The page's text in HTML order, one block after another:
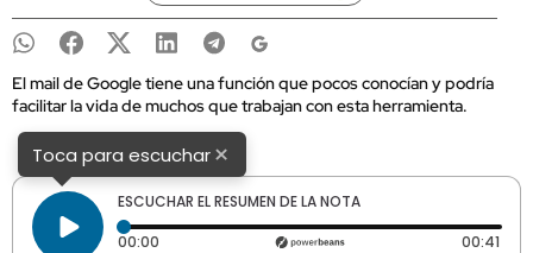
El mail de Google tiene una función que pocos conocían y podría
facilitar la vida de muchos que trabajan con esta herramienta.
Toca para escuchar×
ESCUCHAR EL RESUMEN DE LA NOTA
00:00 Tiempo transcurrido: 0 segundos 00:41